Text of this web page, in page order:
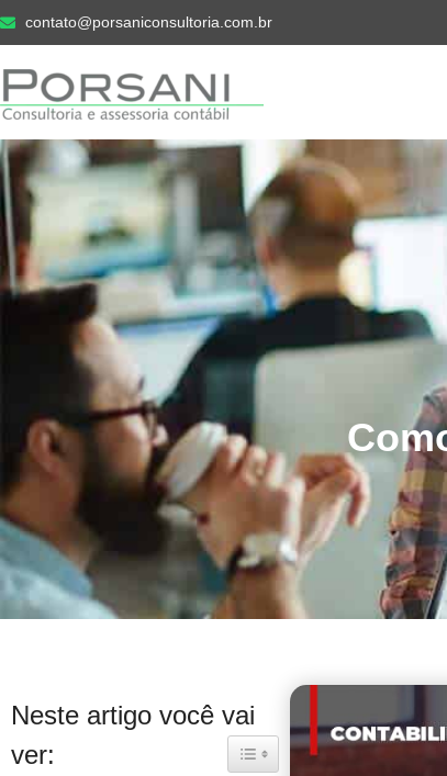
contato@porsaniconsultoria.com.br
Neste artigo você vai
ver:
Toggle Table of Content